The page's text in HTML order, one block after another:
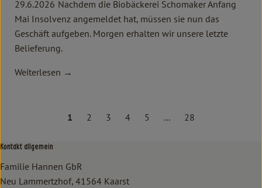
29.6.2026 Nachdem die Biobäckerei Schomaker Anfang
Mai Insolvenz angemeldet hat, müssen sie nun das
Geschäft aufgeben. Morgen erhalten wir unsere letzte
Belieferung.
Weiterlesen →
1 2 3 4 5 ... 28
Kontakt allgemein
Familie Hannen GbR
Neu Lammertzhof, 41564 Kaarst